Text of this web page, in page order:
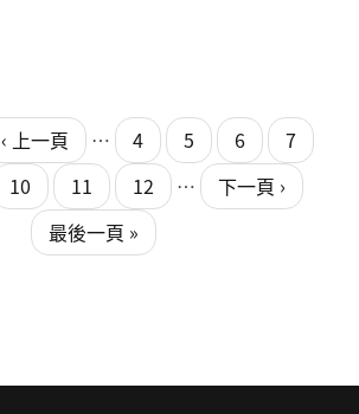
‹ 上一頁 … 4 5 6
7
10 11 12 …
下一頁 ›
最後一頁 »